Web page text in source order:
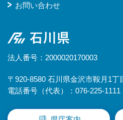
お問い合わせ
石川県
法人番号：2000020170003
〒920-8580 石川県金沢市鞍月1丁
電話番号（代表）：076-225-1111